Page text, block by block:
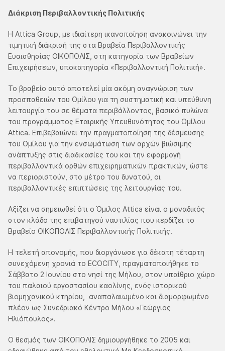
Διάκριση Περιβαλλοντικής Πολιτικής
Η Attica Group, με ιδιαίτερη ικανοποίηση ανακοινώνει την
τιμητική διάκρισή της στα Βραβεία Περιβαλλοντικής
Ευαισθησίας ΟΙΚΟΠΟΛΙΣ, στη κατηγορία των Βραβείων
Επιχειρήσεων, υποκατηγορία «Περιβαλλοντική Πολιτική».
Το βραβείο αυτό αποτελεί μία ακόμη αναγνώριση των
προσπαθειών του Ομίλου για τη συστηματική και υπεύθυνη
λειτουργία του σε θέματα περιβάλλοντος, βασικό πυλώνα
του προγράμματος Εταιρικής Υπευθυνότητας του Ομίλου
Attica. Επιβεβαιώνει την πραγματοποίηση της δέσμευσης
του Ομίλου για την ενσωμάτωση των αρχών βιώσιμης
ανάπτυξης στις διαδικασίες του και την εφαρμογή
περιβαλλοντικά ορθών επιχειρηματικών πρακτικών, ώστε
να περιοριστούν, στο μέτρο του δυνατού, οι
περιβαλλοντικές επιπτώσεις της λειτουργίας του.
Αξίζει να σημειωθεί ότι ο Όμιλος Attica είναι ο μοναδικός
στον κλάδο της επιβατηγού ναυτιλίας που κερδίζει το
Βραβείο ΟΙΚΟΠΟΛΙΣ Περιβαλλοντικής Πολιτικής.
Η τελετή απονομής, που διοργάνωσε για δέκατη τέταρτη
συνεχόμενη χρονιά το ECOCITY, πραγματοποιήθηκε το
Σάββατο 2 Ιουνίου στο νησί της Μήλου, στον υπαίθριο χώρο
του παλαιού εργοστασίου καολίνης, ενός ιστορικού
βιομηχανικού κτηρίου, αναπαλαιωμένο και διαμορφωμένο
πλέον ως Συνεδριακό Κέντρο Μήλου «Γεώργιος
Ηλιόπουλος».
Ο θεσμός των ΟΙΚΟΠΟΛΙΣ δημιουργήθηκε το 2005 και